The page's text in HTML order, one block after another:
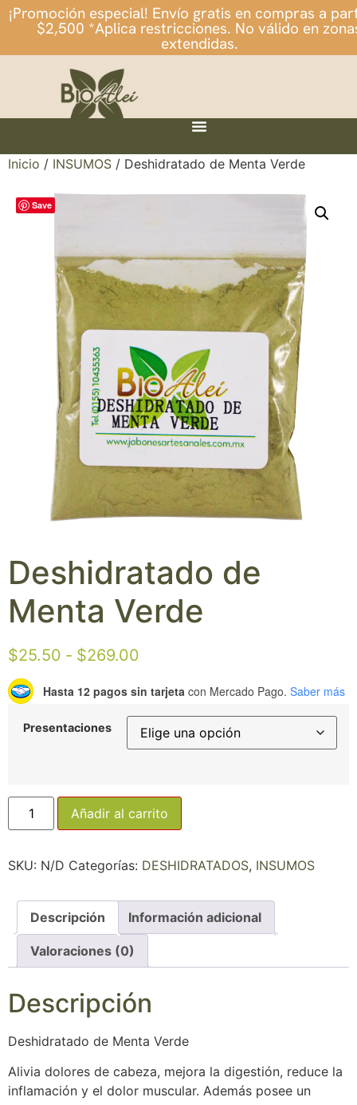
¡Promoción especial! Envío gratis en compras a
$2,500 *Aplica restricciones. No válido en
extendidas.
Inicio / INSUMOS / Deshidratado de Menta Verde
Save
Deshidratado de
Menta Verde
$25.50 - $269.00
Hasta 12 pagos sin tarjeta con Mercado Pago. Saber más
Presentaciones
Añadir al carrito
SKU: N/D Categorías: DESHIDRATADOS, INSUMOS
Descripción Información adicional
Valoraciones (0)
Descripción
Deshidratado de Menta Verde
Alivia dolores de cabeza, mejora la digestión, reduce la
inflamación y el dolor muscular. Además posee un